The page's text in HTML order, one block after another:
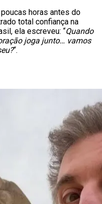
horas antes do
total confiança na
ela escreveu: “Quando
joga junto… vamos
“.